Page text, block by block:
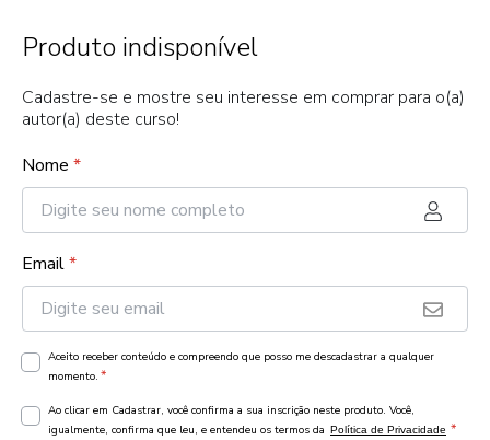
Produto indisponível
Cadastre-se e mostre seu interesse em comprar para o(a)
autor(a) deste curso!
Nome *
Email*
Aceito receber conteúdo e compreendo que posso me descadastrar a qualquer
momento. *
Ao clicar em Cadastrar, você confirma a sua inscrição neste produto. Você,
igualmente, confirma que leu, e entendeu os termos da Política de Privacidade *